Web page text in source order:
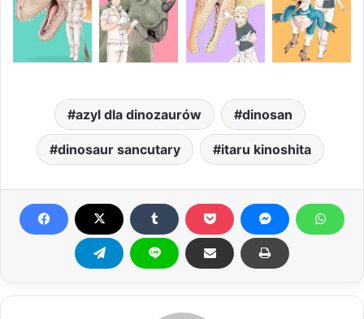
azyl dla dinozaurów dinosan
dinosaur sancutary itaru kinoshita